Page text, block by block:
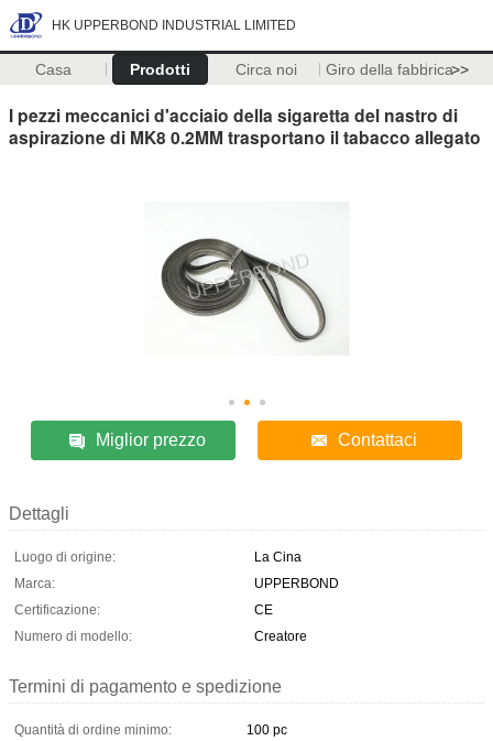
HK UPPERBOND INDUSTRIAL LIMITED
Casa Prodotti Circa noi Giro della fabbrica>>
I pezzi meccanici d'acciaio della sigaretta del nastro di
aspirazione di MK8 0.2MM trasportano il tabacco allegato
Miglior prezzo Contattaci
Dettagli
Luogo di origine:
La Cina
Marca:
UPPERBOND
Certificazione:
CE
Numero di modello:
Creatore
Termini di pagamento e spedizione
Quantità di ordine minimo:
100 pc